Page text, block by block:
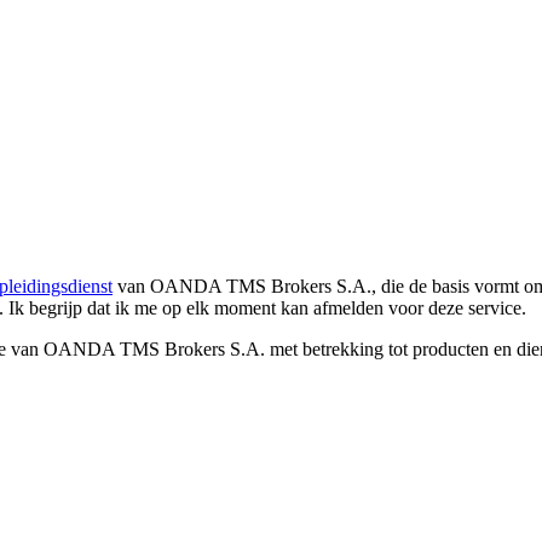
van OANDA TMS Brokers S.A., die de basis vormt
Ik begrijp dat ik me op elk moment kan afmelden voor deze service.
OANDA TMS Brokers S.A. met betrekking tot producten en